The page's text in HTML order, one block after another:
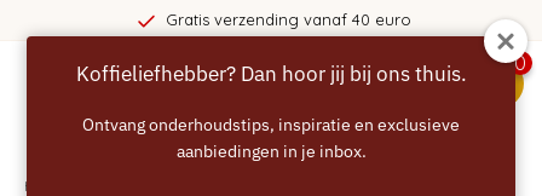
365 dagen
0
Home
Koffieliefhebber? Dan hoor jij bij ons thuis.
Ontvang onderhoudstips, inspiratie en exclusieve
aanbiedingen in je inbox.